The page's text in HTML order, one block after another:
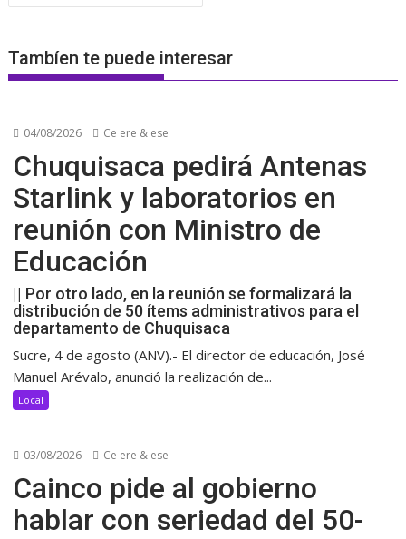
Tambíen te puede interesar
04/08/2026 Ce ere & ese
Chuquisaca pedirá Antenas
Starlink y laboratorios en
reunión con Ministro de
Educación
|| Por otro lado, en la reunión se formalizará la
distribución de 50 ítems administrativos para el
departamento de Chuquisaca
Sucre, 4 de agosto (ANV).- El director de educación, José
Manuel Arévalo, anunció la realización de...
Local
03/08/2026 Ce ere & ese
Cainco pide al gobierno
hablar con seriedad del 50-